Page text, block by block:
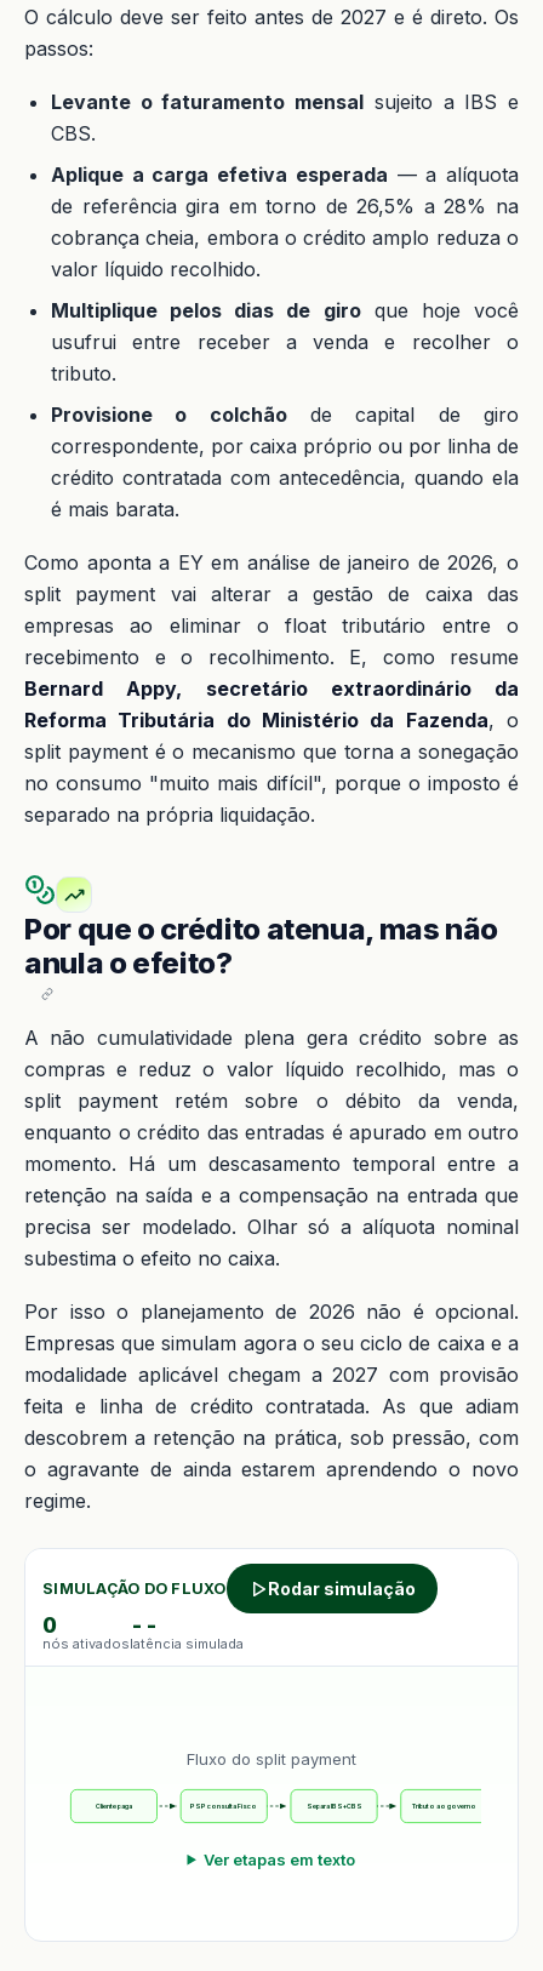
O cálculo deve ser feito antes de 2027 e é direto. Os
passos:
Levante o faturamento mensal sujeito a IBS e
CBS.
Aplique a carga efetiva esperada — a alíquota
de referência gira em torno de 26,5% a 28% na
cobrança cheia, embora o crédito amplo reduza o
valor líquido recolhido.
Multiplique pelos dias de giroque hoje você
usufrui entre receber a venda e recolher o
tributo.
Provisione o colchãode capital de giro
correspondente, por caixa próprio ou por linha de
crédito contratada com antecedência, quando ela
é mais barata.
Como aponta a EY em análise de janeiro de 2026, o
split payment vai alterar a gestão de caixa das
empresas ao eliminar o float tributário entre o
recebimento e o recolhimento. E, como resume
Bernard Appy, secretário extraordinário da
Reforma Tributária do Ministério da Fazenda, o
split payment é o mecanismo que torna a sonegação
no consumo "muito mais difícil", porque o imposto é
separado na própria liquidação.
Por que o crédito atenua, mas não
anula o efeito?
A não cumulatividade plena gera crédito sobre as
compras e reduz o valor líquido recolhido, mas o
split payment retém sobre o débito da venda,
enquanto o crédito das entradas é apurado em outro
momento. Há um descasamento temporal entre a
retenção na saída e a compensação na entrada que
precisa ser modelado. Olhar só a alíquota nominal
subestima o efeito no caixa.
Por isso o planejamento de 2026 não é opcional.
Empresas que simulam agora o seu ciclo de caixa e a
modalidade aplicável chegam a 2027 com provisão
feita e linha de crédito contratada. As que adiam
descobrem a retenção na prática, sob pressão, com
o agravante de ainda estarem aprendendo o novo
regime.
SIMULAÇÃO DO FLUXO Rodar simulação
0
nós ativados
--
latência simulada
Fluxo do split payment
Cliente paga PSP consulta Fisco Separa IBS+CBS Tributo ao governo
Ver etapas em texto